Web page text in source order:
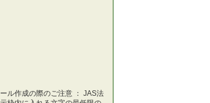
ル作成の際のご注意 ： JAS法